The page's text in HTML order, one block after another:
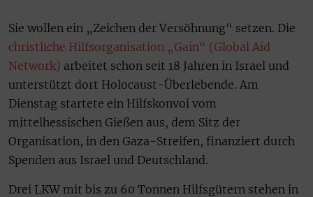
Sie wollen ein „Zeichen der Versöhnung“ setzen. Die
christliche Hilfsorganisation „Gain“ (Global Aid
Network) arbeitet schon seit 18 Jahren in Israel und
unterstützt dort Holocaust-Überlebende. Am
Dienstag startete ein Hilfskonvoi vom
mittelhessischen Gießen aus, dem Sitz der
Organisation, in den Gaza-Streifen, finanziert durch
Spenden aus Israel und Deutschland.
Drei LKW mit bis zu 60 Tonnen Hilfsgütern stehen in